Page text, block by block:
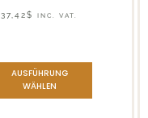
37,42$ INC. VAT.
AUSFÜHRUNG
WÄHLEN